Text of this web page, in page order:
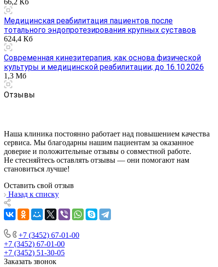
Медицинская реабилитация пациентов после
тотального эндопротезирования крупных суставов
624,4 Кб
Современная кинезитерапия, как основа физической
культуры и медицинской реабилитации; до 16.10.2026
1,3 Мб
Отзывы
Наша клиника постоянно работает над повышением качества
сервиса. Мы благодарны нашим пациентам за оказанное
доверие и положительные отзывы о совместной работе.
Не стесняйтесь оставлять отзывы — они помогают нам
становиться лучше!
Оставить свой отзыв
Назад к списку
+7 (3452) 67-01-00
+7 (3452) 67-01-00
+7 (3452) 51-30-05
Заказать звонок